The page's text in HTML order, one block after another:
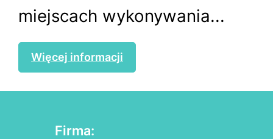
miejscach wykonywania...
Więcej informacji
Firma: